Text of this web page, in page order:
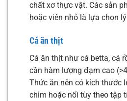
chất xơ thực vật. Các sản
hoặc viên nhỏ là lựa chọn
Cá ăn thịt
Cá ăn thịt như cá betta, cá
cần hàm lượng đạm cao
Thức ăn nên có kích thước
chìm hoặc nổi tùy theo tập